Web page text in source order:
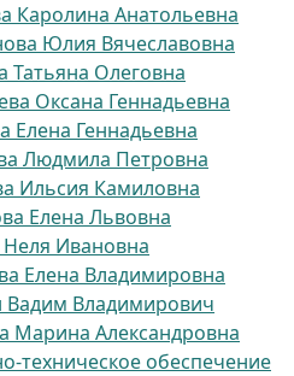
Каролина Анатольевна
Юлия Вячеславовна
Татьяна Олеговна
Оксана Геннадьевна
Елена Геннадьевна
Людмила Петровна
Ильсия Камиловна
Елена Львовна
Неля Ивановна
Елена Владимировна
Вадим Владимирович
Марина Александровна
техническое обеспечение